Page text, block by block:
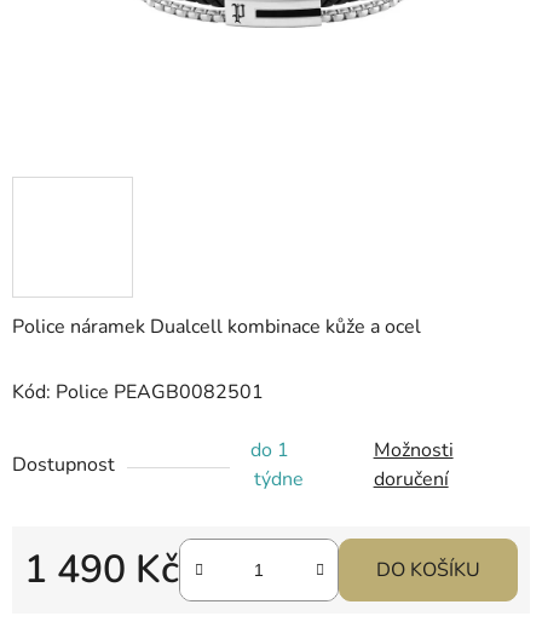
Police náramek Dualcell kombinace kůže a ocel
Kód: Police PEAGB0082501
Dostupnost
do 1
týdne
Možnosti
doručení
1 490 Kč DO KOŠÍKU